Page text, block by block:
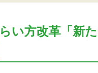
い方改革「新